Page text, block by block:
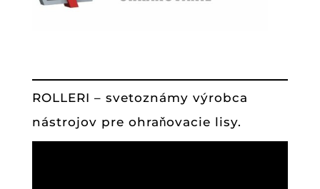
ROLLERI – svetoznámy výrobca
nástrojov pre ohraňovacie lisy.